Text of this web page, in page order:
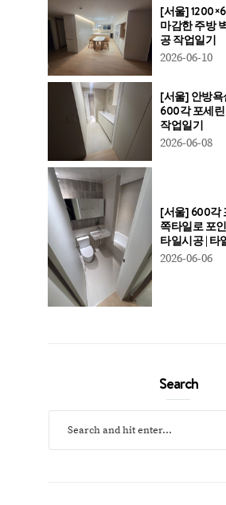
[서울]
마감한 주방
공 작업일기
2026-06-10
[서울] 안방
600각 포세
작업일기
2026-06-08
[서울] 600각
쪽타일로 포
타일시공 | 타
2026-06-06
Search